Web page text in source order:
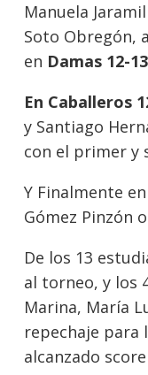
Manuela
Soto Obregón,
en Damas 12-
En Caballeros
y Santiago
con el primer y
Y Finalmente en
Gómez Pinzón
De los 13
al torneo, y los
Marina, María
repechaje
alcanzado